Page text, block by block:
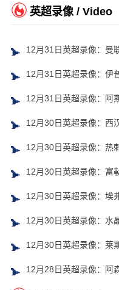
英超录像 / Video
12月31日英超录像：曼
12月31日英超录像：伊
12月31日英超录像：阿
12月30日英超录像：西
12月30日英超录像：热
12月30日英超录像：富
12月30日英超录像：埃
12月30日英超录像：水
12月30日英超录像：莱
12月28日英超录像：阿